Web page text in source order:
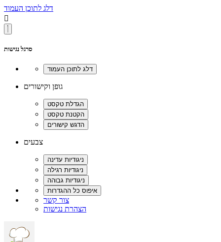
דלג לתוכן העמוד

סרגל נגישות
גופן וקישורים
צבעים
צור קשר
הצהרת נגישות